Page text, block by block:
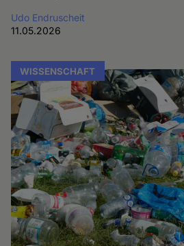
Udo Endruscheit
11.05.2026
WISSENSCHAFT